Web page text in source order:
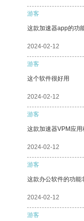
游客
这款加速器app的功
2024-02-12
游客
这个软件很好用
2024-02-12
游客
这款加速器VPM应用
2024-02-12
游客
这款办公软件的功能
2024-02-12
游客